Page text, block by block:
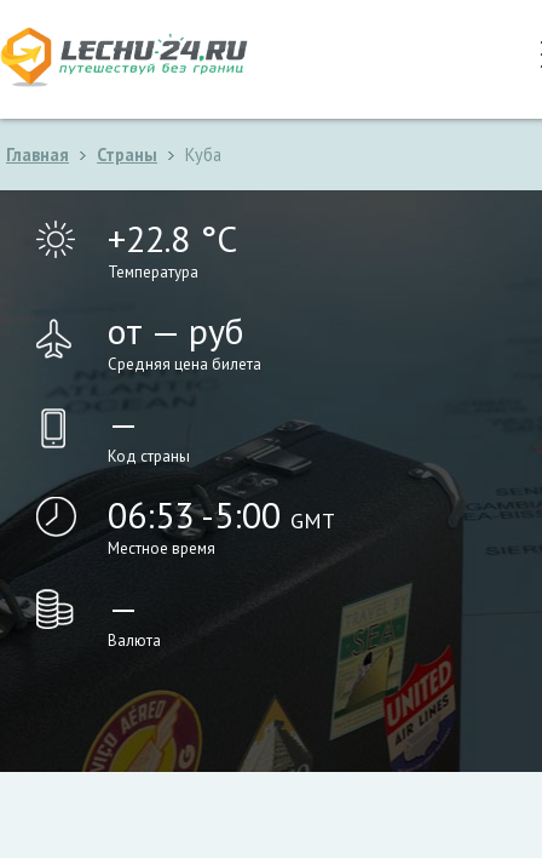
Главная Страны Куба
+22.8 °C
Температура
от — руб
Средняя цена билета
—
Код страны
06:53 -5:00 GMT
Местное время
—
Валюта